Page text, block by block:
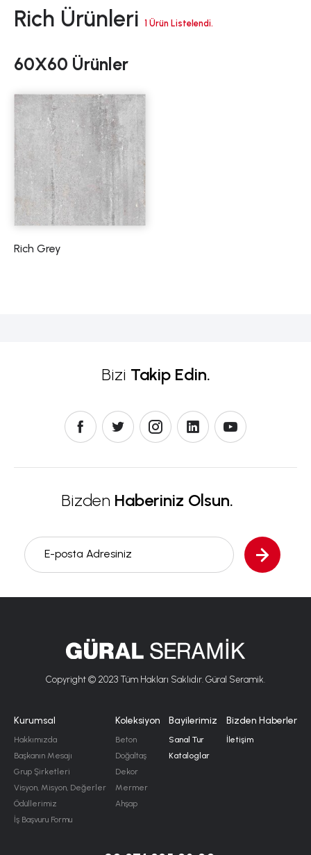
Rich Ürünleri 1 Ürün Listelendi.
60X60 Ürünler
Rich Grey
Bizi Takip Edin.
Bizden Haberiniz Olsun.
E-posta Adresiniz
Copyright © 2023 Tüm Hakları Saklıdır. Güral Seramik.
Kurumsal
Hakkımızda
Başkanın Mesajı
Grup Şirketleri
Visyon, Misyon, Değerler
Ödüllerimiz
İş Başvuru Formu
Koleksiyon
Beton
Doğaltaş
Dekor
Mermer
Ahşap
Bayilerimiz
Sanal Tur
Kataloglar
Bizden Haberler
İletişim